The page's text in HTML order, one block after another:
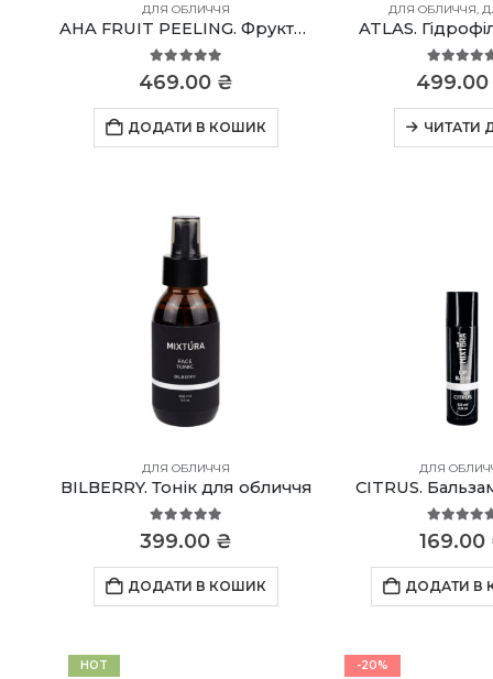
ДЛЯ ОБЛИЧЧЯ
AHA FRUIT PEELING. Фруктовий пілінг
5.00 out of 5
469.00 ₴
ДОДАТИ В КОШИК
ДЛЯ ОБЛИЧЧЯ,
ATLAS.
5.00
499.00
ЧИТАТИ
ДЛЯ ОБЛИЧЧЯ
BILBERRY. Тонік для обличчя
5.00 out of 5
399.00 ₴
ДОДАТИ В КОШИК
ДЛЯ
CITRUS.
5.00
169.00
ДОДАТИ В
HOT -20%